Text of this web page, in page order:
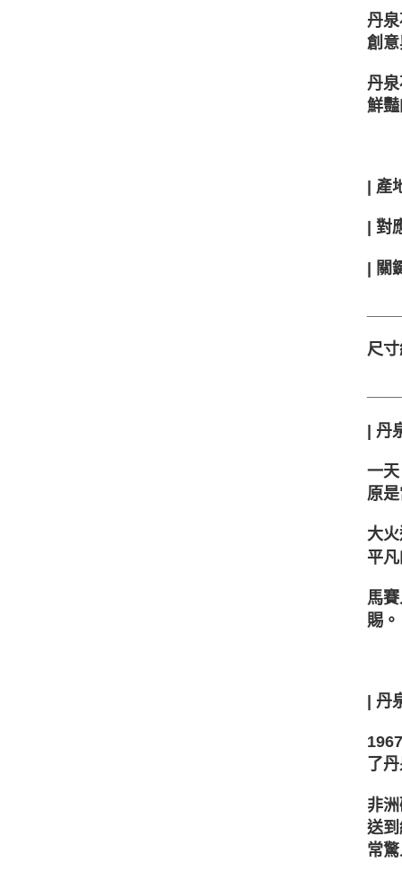
丹
創意
丹
鮮
|
|
| 關
尺
| 丹
一
原
大
平
馬
賜。
|
了
非
送
常驚